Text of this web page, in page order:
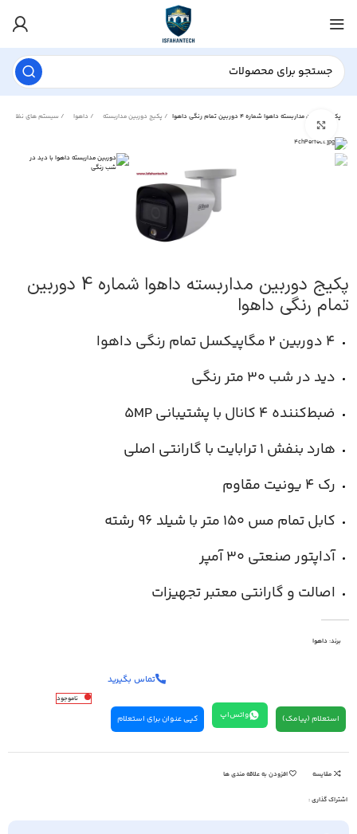
سیستم های نظارت تصویری پکیج دوربین مداربسته داهوا شماره 4 دوربین تمام رنگی داهوا
پکیج دوربین مداربسته داهوا شماره 4 دوربین
تمام رنگی داهوا
۴ دوربین ۲ مگاپیکسل تمام رنگی داهوا
دید در شب ۳۰ متر رنگی
ضبط‌کننده ۴ کانال با پشتیبانی ۵MP
هارد بنفش ۱ ترابایت با گارانتی اصلی
رک ۴ یونیت مقاوم
کابل تمام مس ۱۵۰ متر با شیلد ۹۶ رشته
آداپتور صنعتی ۳۰ آمپر
اصالت و گارانتی معتبر تجهیزات
برند: داهوا
تماس بگیرید
استعلام (پیامک) واتس‌اپ کپی عنوان برای استعلام
ناموجود
مقایسه افزودن به علاقه مندی ها
اشتراک گذاری :